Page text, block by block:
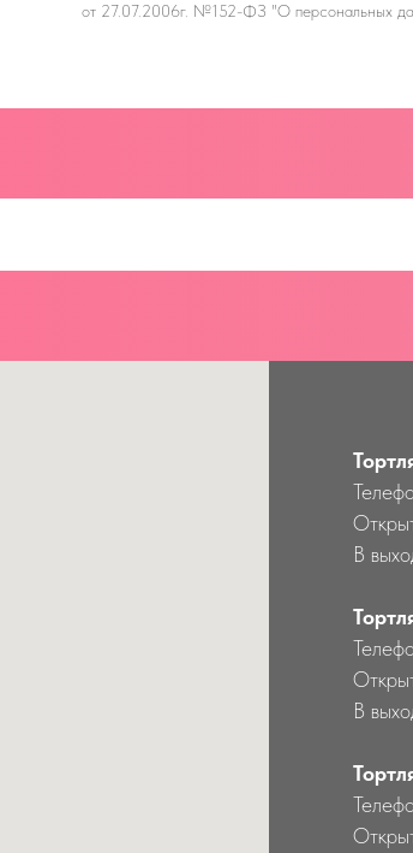
от 27.07.2006г. №152-ФЗ "О персональных
В
В